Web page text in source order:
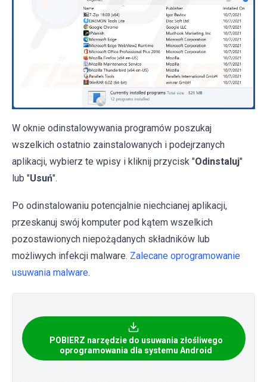
W oknie odinstalowywania programów poszukaj
wszelkich ostatnio zainstalowanych i podejrzanych
aplikacji, wybierz te wpisy i kliknij przycisk "Odinstaluj"
lub "Usuń".
Po odinstalowaniu potencjalnie niechcianej aplikacji,
przeskanuj swój komputer pod kątem wszelkich
pozostawionych niepożądanych składników lub
możliwych infekcji malware. Zalecane oprogramowanie
usuwania malware.
POBIERZ narzędzie do usuwania złośliwego
oprogramowania dla systemu Android